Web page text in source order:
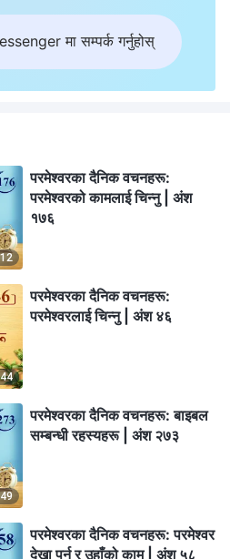
मा सम्पर्क गर्नुहोस्
परमेश्‍वरका दैनिक वचनहरू:
परमेश्‍वरको कामलाई चिन्‍नु | अंश
१७६
परमेश्‍वरका दैनिक वचनहरू:
परमेश्‍वरलाई चिन्‍नु | अंश ४६
परमेश्‍वरका दैनिक वचनहरू: बाइबल
सम्‍बन्धी रहस्यहरू | अंश २७३
परमेश्‍वरका दैनिक वचनहरू: परमेश्‍वर
देखा पर्नु र उहाँको काम | अंश ५८